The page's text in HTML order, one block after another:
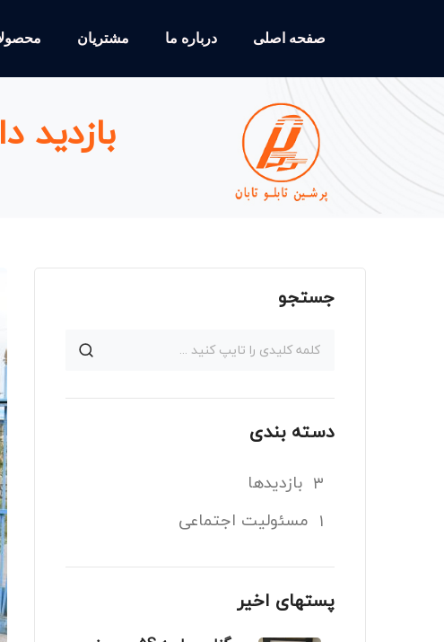
صفحه اصلی درباره ما مشتریان
جستجو
دسته بندی
بازدیدها ۳
مسئولیت اجتماعی ۱
پستهای اخیر